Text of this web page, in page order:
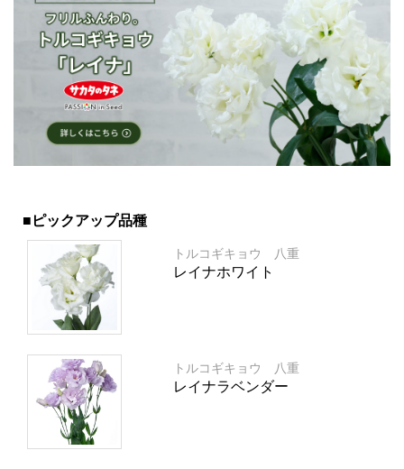
■ピックアップ品種
トルコギキョウ 八重
レイナホワイト
トルコギキョウ 八重
レイナラベンダー